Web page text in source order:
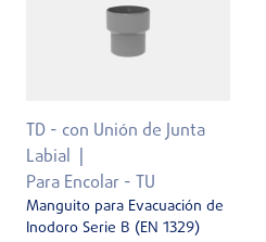
TD - con Unión de Junta
Labial
Para Encolar - TU
Manguito para Evacuación de
Inodoro Serie B (EN 1329)